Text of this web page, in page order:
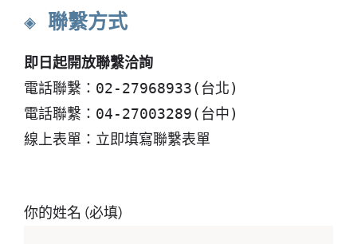
◈ 聯繫方式
即日起開放聯繫洽詢
電話聯繫：02-27968933(台北)
電話聯繫：04-27003289(台中)
線上表單：立即填寫聯繫表單
你的姓名 (必填)